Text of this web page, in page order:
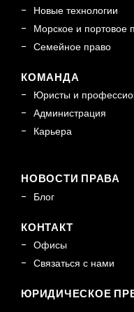
Новые технологии
Морское и портовое
Семейное право
КОМАНДА
Юристы и
Администрация
Карьера
НОВОСТИ ПРАВА
Блог
КОНТАКТ
Офисы
Связаться с нами
ЮРИДИЧЕСКОЕ